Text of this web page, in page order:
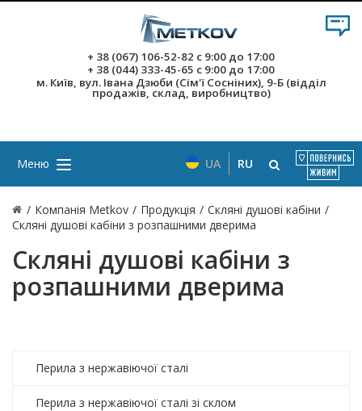
+ 38 (067) 106-52-82 с 9:00 до 17:00
+ 38 (044) 333-45-65 с 9:00 до 17:00
м. Київ, вул. Івана Дзюби (Сім'ї Сосніних), 9-Б (відділ
продажів, склад, виробництво)
Меню UA RU
/ Компанія Metkov / Продукція / Скляні душові кабіни /
Скляні душові кабіни з розпашними дверима
Скляні душові кабіни з
розпашними дверима
Перила з нержавіючої сталі
Перила з нержавіючої сталі зі склом